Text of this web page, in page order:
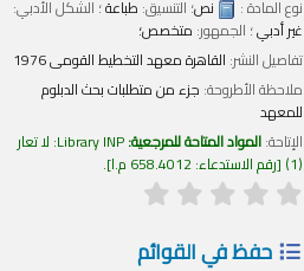
نوع المادة : نص؛ التنسيق:طباعة؛ الشكل الأدبي:
غير أدبي؛ الجمهور:متخصص؛
تفاصيل النشر:القاهرةمعهد التخطيط القومى1976
ملاحظة الأطروحة:جزء من متطلبات بحث الدبلوم
للمعهد
الإتاحة:المواد المتاحة للمرجعية:Library INP: لا تعار
رقم الاستدعاء:658.4012 م.ا .
حفظ في القوائم